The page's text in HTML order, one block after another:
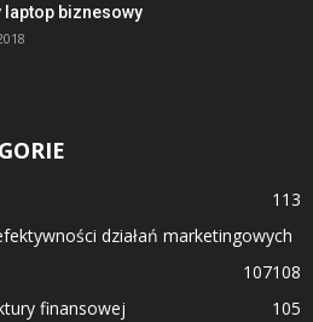
laptop biznesowy
113
działań marketingowych
108
107
finansowej
105